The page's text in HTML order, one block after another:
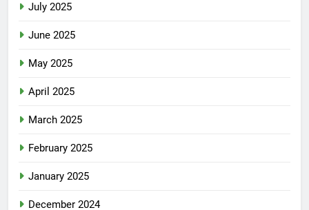
July 2025
June 2025
May 2025
April 2025
March 2025
February 2025
January 2025
December 2024